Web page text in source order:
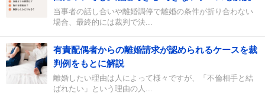
当事者の話し合いや離婚調停で離婚の条件が折り合わない
場合、最終的には裁判で決...
有責配偶者からの離婚請求が認められるケースを裁
判例をもとに解説
離婚したい理由は人によって様々ですが、「不倫相手と結
ばれたい」という理由の人...